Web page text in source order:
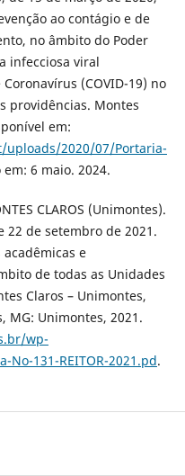
ao contágio e de
no âmbito do Poder
infecciosa viral
(COVID-19) no
providências. Montes
em:
2020/07/Portaria-
em: 6 maio. 2024.
CLAROS (Unimontes).
22 de setembro de 2021.
e
de todas as Unidades
Claros – Unimontes,
MG: Unimontes, 2021.
wp-
131-REITOR-2021.pd.